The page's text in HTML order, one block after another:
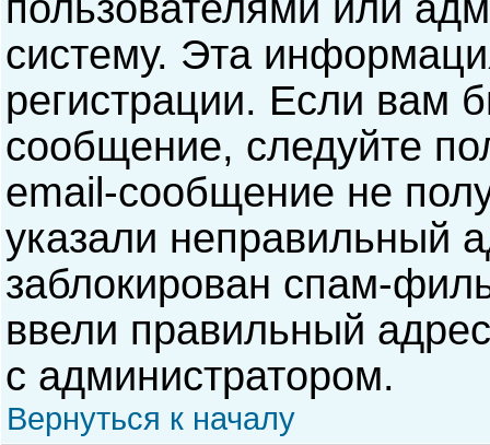
систему. Эта
регистрации. Если вам
сообщение, следуйте
email-сообщение не
указали неправильный
заблокирован спам-
ввели правильный
с администратором.
Вернуться к началу